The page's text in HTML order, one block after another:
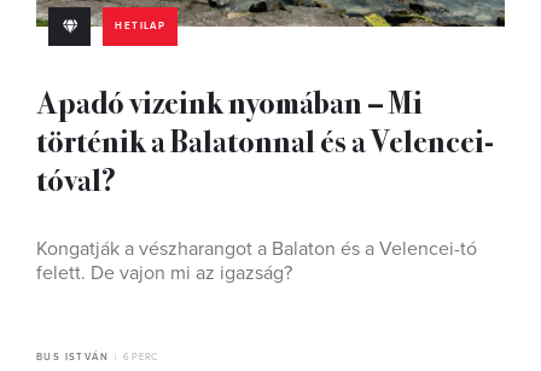
HETILAP
Apadó vizeink nyomában – Mi
történik a Balatonnal és a Velencei-
tóval?
Kongatják a vészharangot a Balaton és a Velencei-tó
felett. De vajon mi az igazság?
BUS ISTVÁN 6 PERC